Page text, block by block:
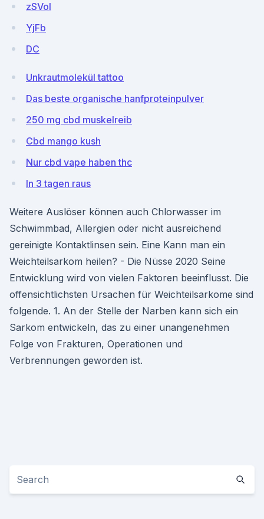
zSVoI
YjFb
DC
Unkrautmolekül tattoo
Das beste organische hanfproteinpulver
250 mg cbd muskelreib
Cbd mango kush
Nur cbd vape haben thc
In 3 tagen raus
Weitere Auslöser können auch Chlorwasser im
Schwimmbad, Allergien oder nicht ausreichend
gereinigte Kontaktlinsen sein. Eine Kann man ein
Weichteilsarkom heilen? - Die Nüsse 2020 Seine
Entwicklung wird von vielen Faktoren beeinflusst. Die
offensichtlichsten Ursachen für Weichteilsarkome sind
folgende. 1. An der Stelle der Narben kann sich ein
Sarkom entwickeln, das zu einer unangenehmen
Folge von Frakturen, Operationen und
Verbrennungen geworden ist.